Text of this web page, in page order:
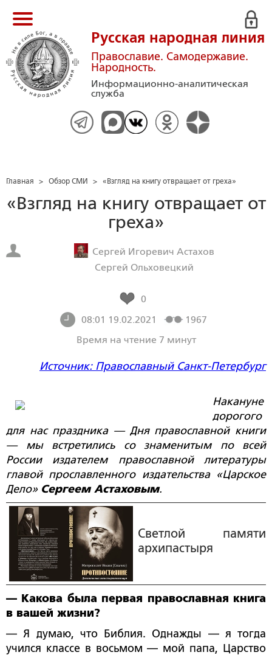
Русская народная линия
Православие. Самодержавие.
Народность.
Информационно-аналитическая
служба
Главная > Обзор СМИ > «Взгляд на книгу отвращает от греха»
«Взгляд на книгу отвращает от
греха»
Сергей Игоревич Астахов
Сергей Ольховецкий
0
08:01 19.02.2021
1967
Время на чтение 7 минут
Источник: Православный Санкт-Петербург
Накануне
дорогого
для нас праздника — Дня православной книги
— мы встретились со знаменитым по всей
России издателем православной литературы
главой прославленного издательства «Царское
Дело» Сергеем Астаховым.
Светлой памяти
архипастыря
— Какова была первая православная книга
в вашей жизни?
— Я думаю, что Библия. Однажды — я тогда
учился классе в восьмом — мой папа, Царство